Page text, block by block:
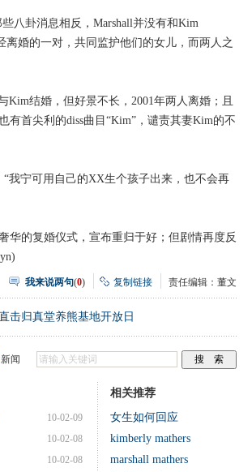
八卦消息相反，Marshall并没有和Kim
离婚的一对，共同监护他们的女儿，而两人之
结婚，但好景不长，2001年两人离婚；且
有首尖利的diss曲目“Kim”，谴责其妻Kim的不
宁可用自己的XX生个孩子出来，也不会再
的复婚仪式，宣布重归于好；但剧情再度反
我来说两句(0) 复制链接 责任编辑：董文
击归真堂养熊基地开放日
新闻
10-02-09
10-02-08
10-02-08
相关推荐
女生如何回应
kimberly mathers
marshall mathers